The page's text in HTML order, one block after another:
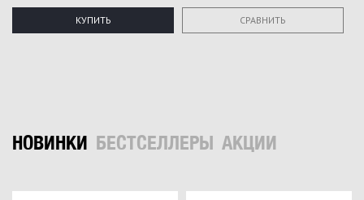
КУПИТЬ СРАВНИТЬ
НОВИНКИ БЕСТСЕЛЛЕРЫ АКЦИИ